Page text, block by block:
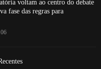
voltam ao centro do debate
fase das regras para